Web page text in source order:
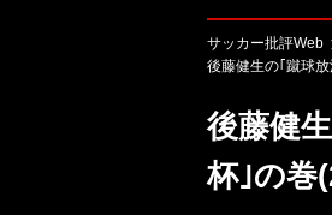
サッカー批評Web
後藤健生の｢蹴球
後藤健
杯｣の巻